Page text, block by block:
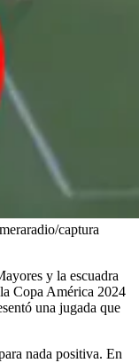
captura
y la escuadra
Copa América 2024
una jugada que
nada positiva. En